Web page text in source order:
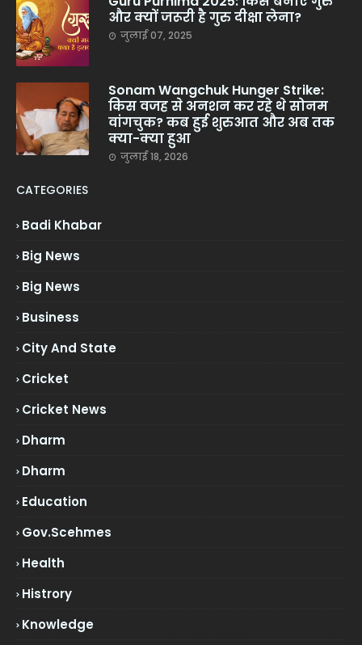
और क्यों जरूरी है गुरु दीक्षा लेना?
जुलाई 07, 2025
Sonam Wangchuk Hunger Strike:
किस वजह से अनशन कर रहे थे सोनम
वांगचुक? कब हुई शुरुआत और अब तक
क्या-क्या हुआ
जुलाई 18, 2026
CATEGORIES
Badi Khabar
Big News
Big News
Business
City And State
Cricket
Cricket News
Dharm
Dharm
Education
Gov.scehmes
Health
Histrory
Knowledge